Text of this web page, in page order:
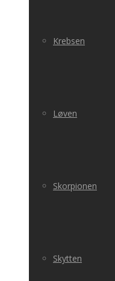
Krebsen
Løven
Skorpionen
Skytten